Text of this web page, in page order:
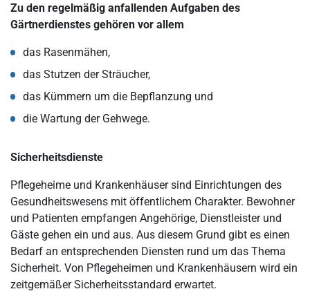
Zu den regelmäßig anfallenden Aufgaben des
Gärtnerdienstes gehören vor allem
das Rasenmähen,
das Stutzen der Sträucher,
das Kümmern um die Bepflanzung und
die Wartung der Gehwege.
Sicherheitsdienste
Pflegeheime und Krankenhäuser sind Einrichtungen des
Gesundheitswesens mit öffentlichem Charakter. Bewohner
und Patienten empfangen Angehörige, Dienstleister und
Gäste gehen ein und aus. Aus diesem Grund gibt es einen
Bedarf an entsprechenden Diensten rund um das Thema
Sicherheit. Von Pflegeheimen und Krankenhäusern wird ein
zeitgemäßer Sicherheitsstandard erwartet.